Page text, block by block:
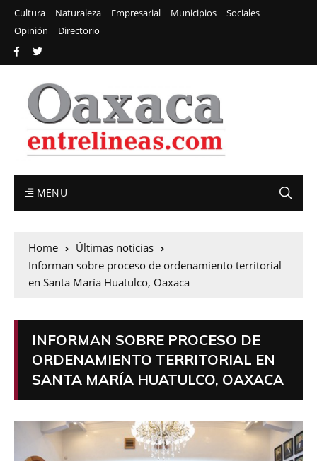
Cultura Naturaleza Empresarial Municipios
Sociales
Opinión
Directorio
MENU
Home
Últimas noticias
Informan sobre proceso de ordenamiento territorial
en Santa María Huatulco, Oaxaca
INFORMAN SOBRE PROCESO DE
ORDENAMIENTO TERRITORIAL EN
SANTA MARÍA HUATULCO, OAXACA